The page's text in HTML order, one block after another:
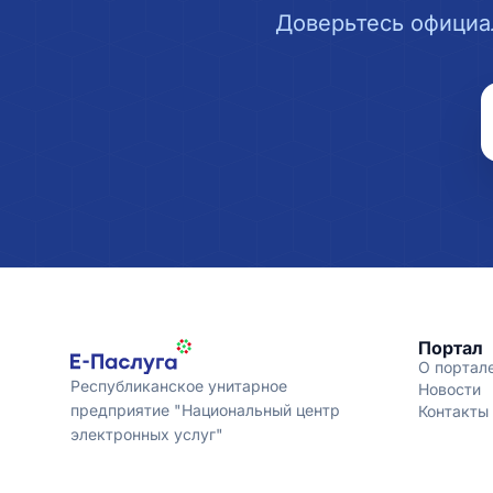
Доверьтесь
Республиканское унитарное
предприятие "Национальный центр
электронных услуг"
Портал
О
Новости
Контакты